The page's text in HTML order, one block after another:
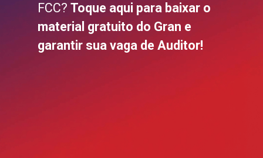
FCC?Toque aqui para baixar o
material gratuito do Gran e
garantir sua vaga de Auditor!